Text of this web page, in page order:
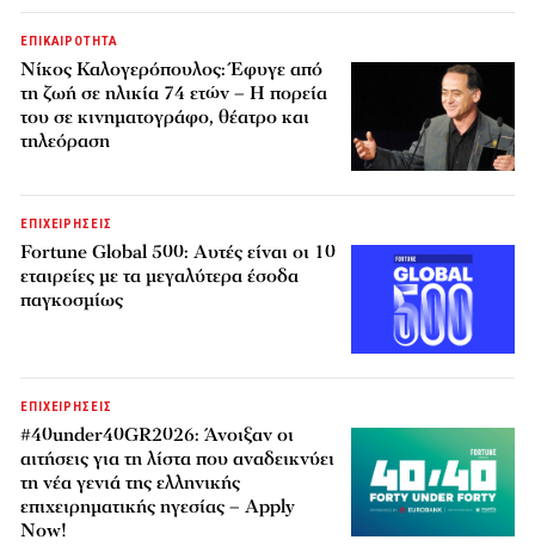
ΕΠΙΚΑΙΡΟΤΗΤΑ
Νίκος Καλογερόπουλος: Έφυγε από
τη ζωή σε ηλικία 74 ετών – Η πορεία
του σε κινηματογράφο, θέατρο και
τηλεόραση
ΕΠΙΧΕΙΡΗΣΕΙΣ
Fortune Global 500: Αυτές είναι οι 10
εταιρείες με τα μεγαλύτερα έσοδα
παγκοσμίως
ΕΠΙΧΕΙΡΗΣΕΙΣ
#40under40GR2026: Άνοιξαν οι
αιτήσεις για τη λίστα που αναδεικνύει
τη νέα γενιά της ελληνικής
επιχειρηματικής ηγεσίας – Apply
Now!